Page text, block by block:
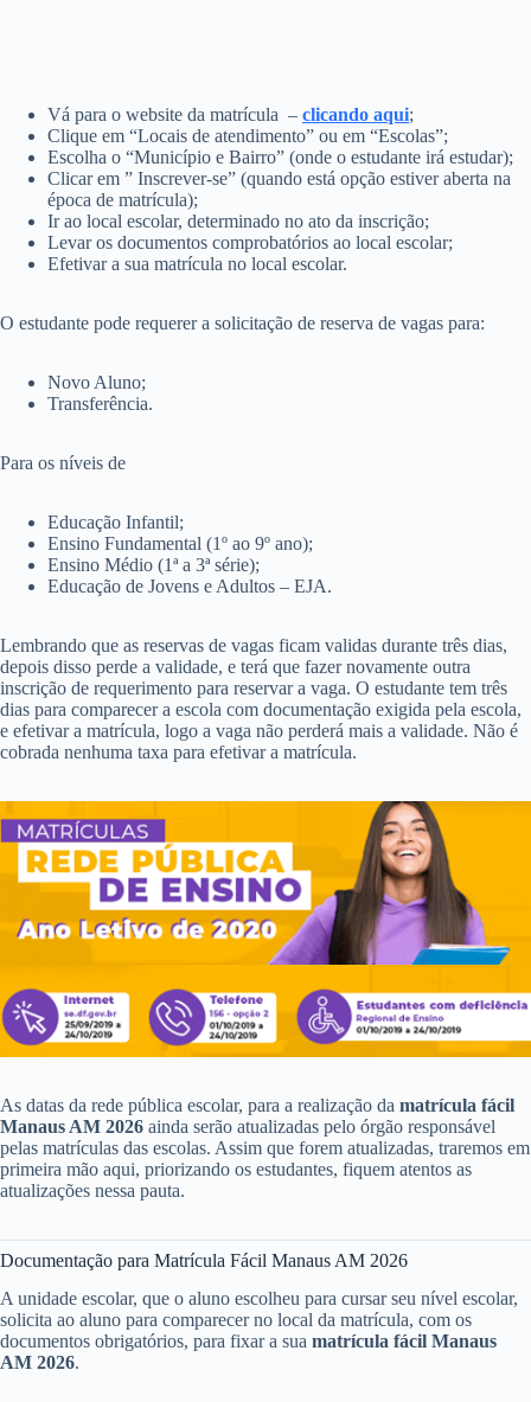
Vá para o website da matrícula – clicando aqui;
Clique em “Locais de atendimento” ou em “Escolas”;
Escolha o “Município e Bairro” (onde o estudante irá estudar);
Clicar em ” Inscrever-se” (quando está opção estiver aberta na
época de matrícula);
Ir ao local escolar, determinado no ato da inscrição;
Levar os documentos comprobatórios ao local escolar;
Efetivar a sua matrícula no local escolar.
O estudante pode requerer a solicitação de reserva de vagas para:
Novo Aluno;
Transferência.
Para os níveis de
Educação Infantil;
Ensino Fundamental (1º ao 9º ano);
Ensino Médio (1ª a 3ª série);
Educação de Jovens e Adultos – EJA.
Lembrando que as reservas de vagas ficam validas durante três dias,
depois disso perde a validade, e terá que fazer novamente outra
inscrição de requerimento para reservar a vaga. O estudante tem três
dias para comparecer a escola com documentação exigida pela escola,
e efetivar a matrícula, logo a vaga não perderá mais a validade. Não é
cobrada nenhuma taxa para efetivar a matrícula.
As datas da rede pública escolar, para a realização da matrícula fácil
Manaus AM 2026 ainda serão atualizadas pelo órgão responsável
pelas matrículas das escolas. Assim que forem atualizadas, traremos em
primeira mão aqui, priorizando os estudantes, fiquem atentos as
atualizações nessa pauta.
Documentação para Matrícula Fácil Manaus AM 2026
A unidade escolar, que o aluno escolheu para cursar seu nível escolar,
solicita ao aluno para comparecer no local da matrícula, com os
documentos obrigatórios, para fixar a sua matrícula fácil Manaus
AM 2026.